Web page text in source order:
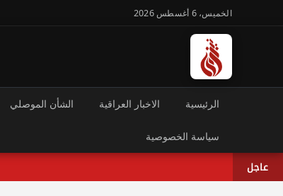
الخميس، 6 أغسطس 2026
الرئيسية الاخبار العراقية الشأن الموصلي
سياسة الخصوصية
عاجل